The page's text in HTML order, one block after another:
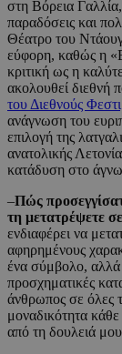
στη Βόρεια Γαλλία,
παραδόσεις και
Θέατρο του
εύφορη, καθώς η
κριτική ως η
ακολουθεί διεθνή
του Διεθνούς
ανάγνωση του
επιλογή της
ανατολικής
κατάδυση στο
–Πώς
τη μετατρέψετε
ενδιαφέρει να
αφηρημένους
ένα σύμβολο, αλλά
προσχηματικές
άνθρωπος σε όλες
μοναδικότητα
από τη δουλειά